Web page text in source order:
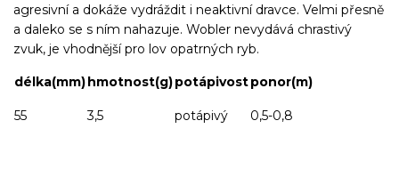
agresivní a dokáže vydráždit i neaktivní dravce. Velmi přesně
a daleko se s ním nahazuje. Wobler nevydává chrastivý
zvuk, je vhodnější pro lov opatrných ryb.
délka(mm)hmotnost(g)potápivostponor(m)
55 3,5 potápivý 0,5-0,8